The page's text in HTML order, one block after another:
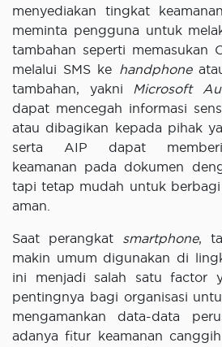
menyediakan tingkat
meminta pengguna untuk
tambahan seperti memasukan
melalui SMS ke handphone
tambahan, yakni
Microsoft
dapat mencegah informasi
atau dibagikan kepada pihak
serta AIP dapat
keamanan pada dokumen
tapi tetap mudah untuk berbagi
aman.
Saat perangkat smartphone,
makin umum digunakan di
ini menjadi salah satu factor
pentingnya bagi organisasi
mengamankan data-data
adanya fitur keamanan